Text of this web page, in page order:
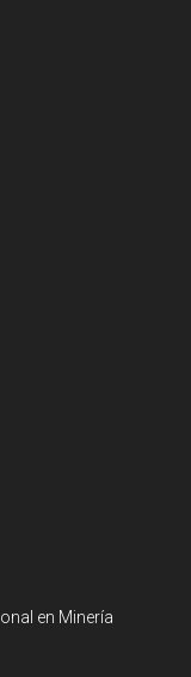
en Minería